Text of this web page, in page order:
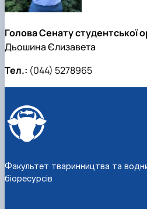
Голова Сенату студентської
Дьошина Єлизавета
Тел.: (044) 5278965
Факультет тваринництва та
біоресурсів